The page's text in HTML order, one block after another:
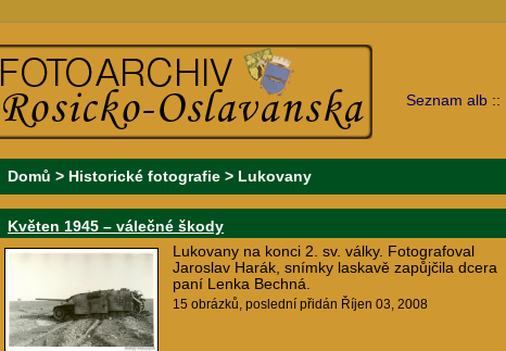
Seznam alb ::
Domů > Historické fotografie > Lukovany
Květen 1945 – válečné škody
Lukovany na konci 2. sv. války. Fotografoval
Jaroslav Harák, snímky laskavě zapůjčila dcera
paní Lenka Bechná.
15 obrázků, poslední přidán Říjen 03, 2008